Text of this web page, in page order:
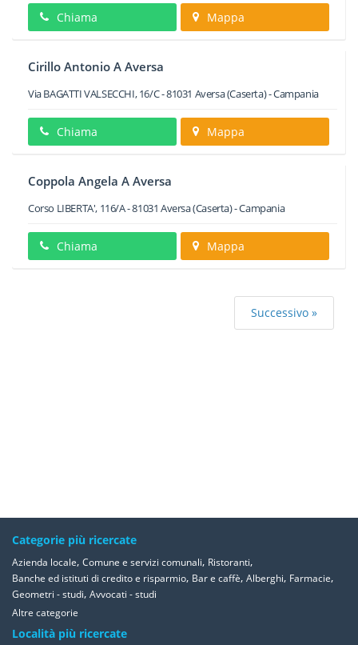
Chiama Mappa
Cirillo Antonio A Aversa
Via BAGATTI VALSECCHI, 16/C-81031 Aversa(Caserta) -Campania
Chiama Mappa
Coppola Angela A Aversa
Corso LIBERTA', 116/A-81031 Aversa(Caserta) -Campania
Chiama Mappa
Successivo »
Categorie più ricercate
Azienda locale, Comune e servizi comunali, Ristoranti,
Banche ed istituti di credito e risparmio, Bar e caffè, Alberghi, Farmacie,
Geometri - studi, Avvocati - studi
Altre categorie
Località più ricercate